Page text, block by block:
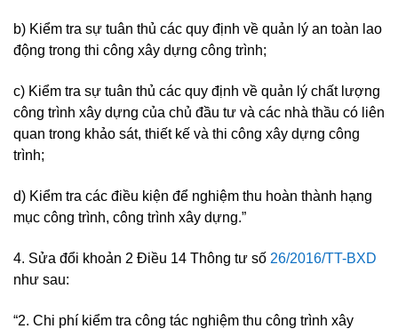
b) Kiểm tra sự tuân thủ các quy định về quản lý an toàn lao
động trong thi công xây dựng công trình;
c) Kiểm tra sự tuân thủ các quy định về quản lý chất lượng
công trình xây dựng của chủ đầu tư và các nhà thầu có liên
quan trong khảo sát, thiết kế và thi công xây dựng công
trình;
d) Kiểm tra các điều kiện để nghiệm thu hoàn thành hạng
mục công trình, công trình xây dựng.”
4. Sửa đổi khoản 2 Điều 14 Thông tư số 26/2016/TT-BXD
như sau:
“2. Chi phí kiểm tra công tác nghiệm thu công trình xây